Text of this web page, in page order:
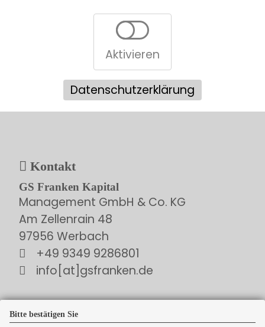
Bitte bestätigen Sie
Aktivieren
Datenschutzerklärung
Kontakt
GS Franken Kapital
Management GmbH & Co. KG
Am Zellenrain 48
97956 Werbach
+49 9349 9286801
info[at]gsfranken.de